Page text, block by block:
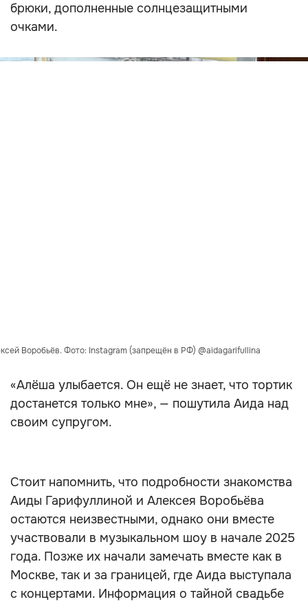
брюки, дополненные солнцезащитными
очками.
Воробьёв. Фото: Instagram (запрещён в РФ) @aidagarifullina
«Алёша улыбается. Он ещё не знает, что тортик
достанется только мне», — пошутила Аида над
своим супругом.
Стоит напомнить, что подробности знакомства
Аиды Гарифуллиной и Алексея Воробьёва
остаются неизвестными, однако они вместе
участвовали в музыкальном шоу в начале 2025
года. Позже их начали замечать вместе как в
Москве, так и за границей, где Аида выступала
с концертами. Информация о тайной свадьбе